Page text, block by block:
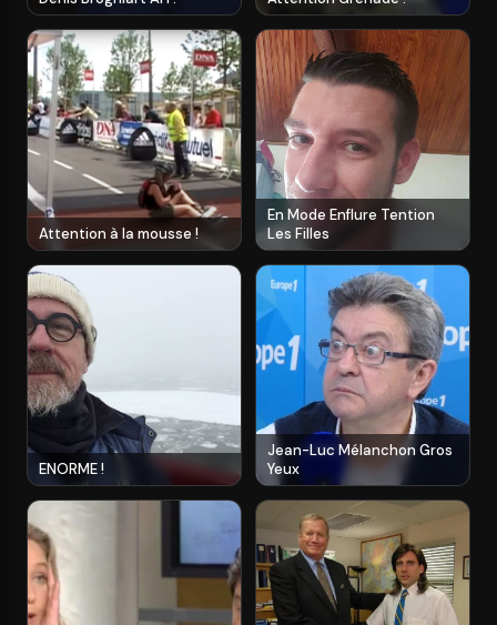
Attention à la mousse !
En Mode Enflure Tention
Les Filles
ENORME !
Jean-Luc Mélanchon Gros
Yeux
Fermer